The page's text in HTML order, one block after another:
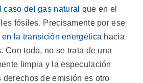
caso del gas natural que en el
fósiles. Precisamente por ese
la transición energética hacia
Con todo, no se trata de una
limpia y la especulación
de emisión es otro